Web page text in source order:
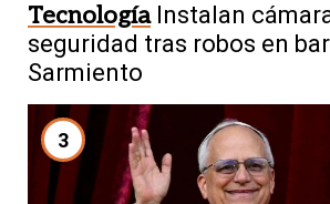
Tecnología Instalan
seguridad tras robos en
Sarmiento
3